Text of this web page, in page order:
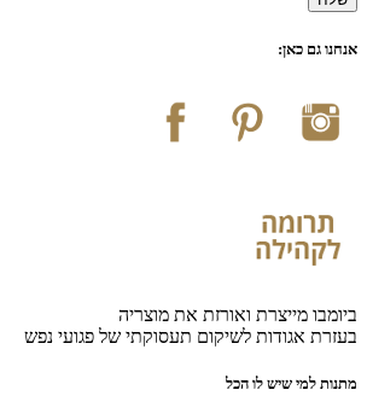
אנחנו גם כאן:
ביומבו מייצרת ואורזת את מוצריה
בעזרת אגודות לשיקום תעסוקתי של פגועי נפש
מתנות למי שיש לו הכל